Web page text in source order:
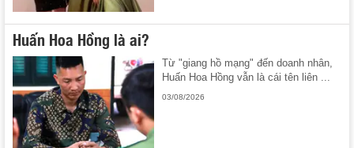
Huấn Hoa Hồng là ai?
Từ "giang hồ mạng" đến doanh nhân,
Huấn Hoa Hồng vẫn là cái tên liên ...
03/08/2026